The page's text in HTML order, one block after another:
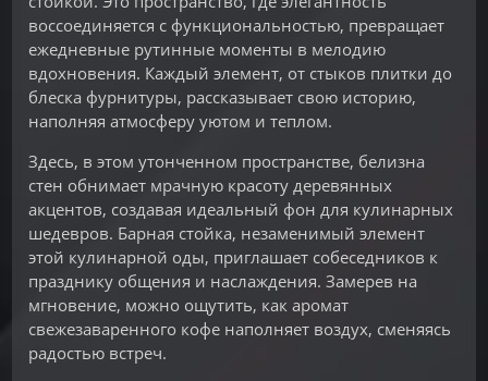
воссоединяется с функциональностью, превращает
ежедневные рутинные моменты в мелодию
вдохновения. Каждый элемент, от стыков плитки до
блеска фурнитуры, рассказывает свою историю,
наполняя атмосферу уютом и теплом.
Здесь, в этом утонченном пространстве, белизна
стен обнимает мрачную красоту деревянных
акцентов, создавая идеальный фон для кулинарных
шедевров. Барная стойка, незаменимый элемент
этой кулинарной оды, приглашает собеседников к
празднику общения и наслаждения. Замерев на
мгновение, можно ощутить, как аромат
свежезаваренного кофе наполняет воздух, сменяясь
радостью встреч.